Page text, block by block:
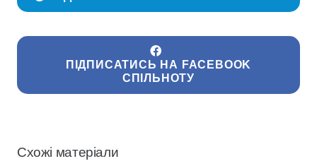
ПІДПИСАТИСЬ НА FACEBOOK
СПІЛЬНОТУ
Схожі матеріали